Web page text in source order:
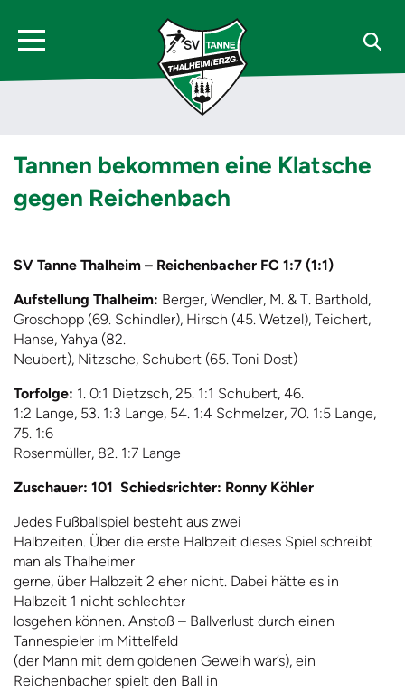
Tannen bekommen eine Klatsche
gegen Reichenbach
SV Tanne Thalheim – Reichenbacher FC 1:7 (1:1)
Aufstellung Thalheim: Berger, Wendler, M. & T. Barthold,
Groschopp (69. Schindler), Hirsch (45. Wetzel), Teichert,
Hanse, Yahya (82.
Neubert), Nitzsche, Schubert (65. Toni Dost)
Torfolge: 1. 0:1 Dietzsch, 25. 1:1 Schubert, 46.
1:2 Lange, 53. 1:3 Lange, 54. 1:4 Schmelzer, 70. 1:5 Lange,
75. 1:6
Rosenmüller, 82. 1:7 Lange
Zuschauer: 101 Schiedsrichter: Ronny Köhler
Jedes Fußballspiel besteht aus zwei
Halbzeiten. Über die erste Halbzeit dieses Spiel schreibt
man als Thalheimer
gerne, über Halbzeit 2 eher nicht. Dabei hätte es in
Halbzeit 1 nicht schlechter
losgehen können. Anstoß – Ballverlust durch einen
Tannespieler im Mittelfeld
(der Mann mit dem goldenen Geweih war’s), ein
Reichenbacher spielt den Ball in